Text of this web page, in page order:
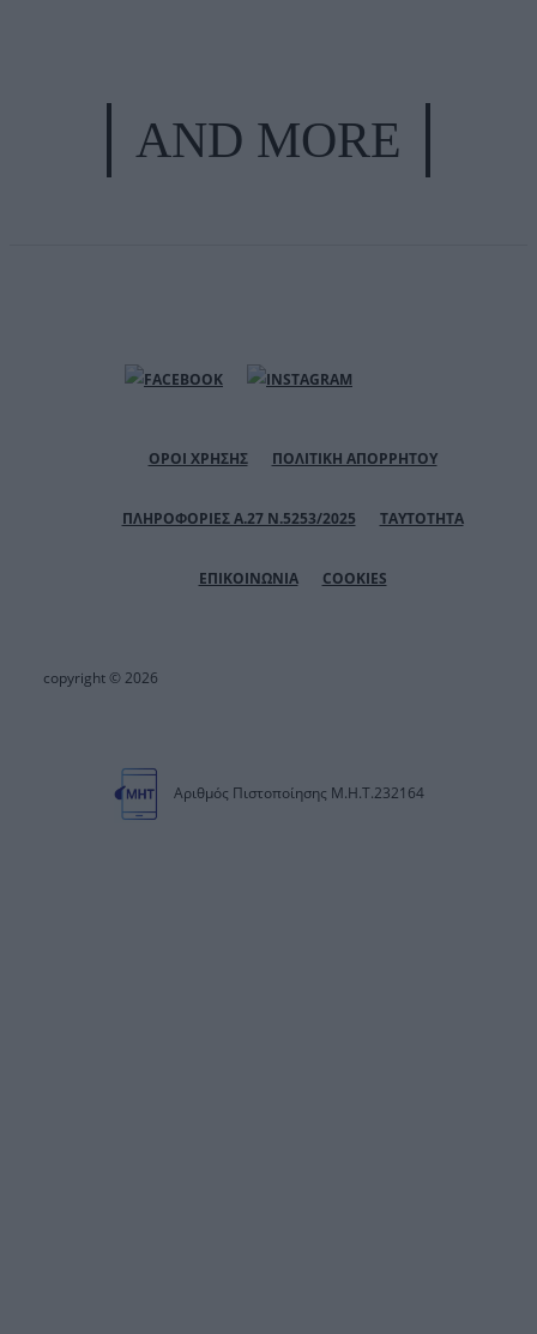
AND MORE
ΟΡΟΙ ΧΡΗΣΗΣ ΠΟΛΙΤΙΚΗ ΑΠΟΡΡΗΤΟΥ
ΠΛΗΡΟΦΟΡΙΕΣ Α.27 Ν.5253/2025 ΤΑΥΤΟΤΗΤΑ
ΕΠΙΚΟΙΝΩΝΙΑ COOKIES
copyright © 2026
Αριθμός Πιστοποίησης Μ.Η.Τ.232164